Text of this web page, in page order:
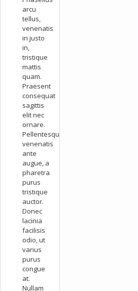
arcu
tellus,
venenatis
in justo
in,
tristique
mattis
quam.
Praesent
consequat
sagittis
elit nec
ornare.
Pellentesque
venenatis
ante
augue, a
pharetra
purus
tristique
auctor.
Donec
lacinia
facilisis
odio, ut
varius
purus
congue
at.
Nullam